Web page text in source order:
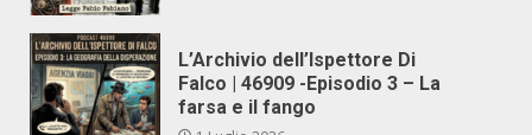
L’Archivio dell’Ispettore Di
Falco | 46909 -Episodio 3 – La
farsa e il fango